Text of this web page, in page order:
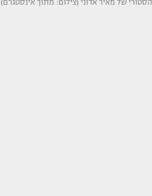
הסטורי של מאיר אדוני (צילום: מתוך אינסטגרם)